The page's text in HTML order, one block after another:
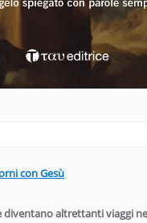
con Gesù
diventano altrettanti viaggi